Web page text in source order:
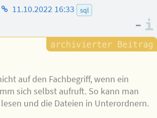
Homepage
11.10.2022 16:33 sql
–
auf den Fachbegriff, wenn ein
sich selbst aufruft. So kann man
und die Dateien in Unterordnern.